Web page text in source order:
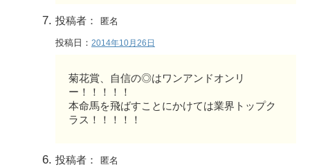
投稿者： 匿名
投稿日： 2014年10月26日
菊花賞、自信の◎はワンアンドオンリ
ー！！！！！
本命馬を飛ばすことにかけては業界トップク
ラス！！！！！
投稿者： 匿名